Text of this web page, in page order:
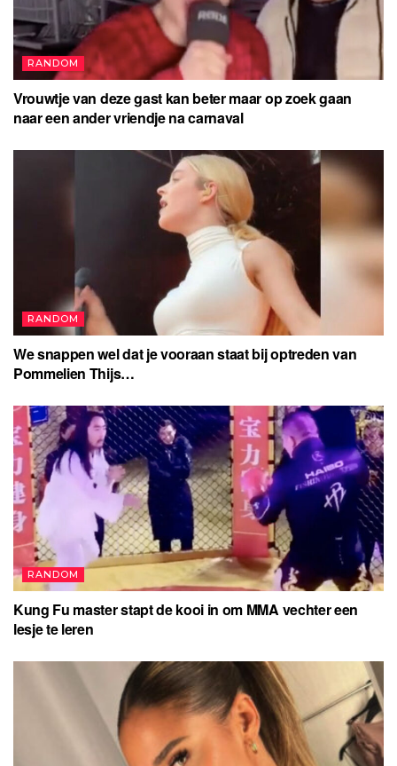
RANDOM
Vrouwtje van deze gast kan beter maar op zoek gaan
naar een ander vriendje na carnaval
RANDOM
We snappen wel dat je vooraan staat bij optreden van
Pommelien Thijs…
RANDOM
Kung Fu master stapt de kooi in om MMA vechter een
lesje te leren